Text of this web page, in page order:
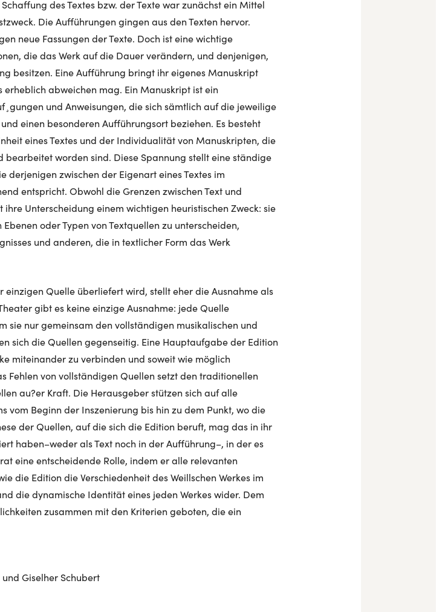
des Textes bzw. der Texte war zunächst ein Mittel
Die Aufführungen gingen aus den Texten hervor.
neue Fassungen der Texte. Doch ist eine wichtige
die das Werk auf die Dauer verändern, und denjenigen,
besitzen. Eine Aufführung bringt ihr eigenes Manuskript
erheblich abweichen mag. Ein Manuskript ist ein
und Anweisungen, die sich sämtlich auf die jeweilige
einen besonderen Aufführungsort beziehen. Es besteht
eines Textes und der Individualität von Manuskripten, die
bearbeitet worden sind. Diese Spannung stellt eine ständige
zwischen der Eigenart eines Textes im
entspricht. Obwohl die Grenzen zwischen Text und
Unterscheidung einem wichtigen heuristischen Zweck: sie
oder Typen von Textquellen zu unterscheiden,
und anderen, die in textlicher Form das Werk
einzigen Quelle überliefert wird, stellt eher die Ausnahme als
gibt es keine einzige Ausnahme: jede Quelle
sie nur gemeinsam den vollständigen musikalischen und
sich die Quellen gegenseitig. Eine Hauptaufgabe der Edition
miteinander zu verbinden und soweit wie möglich
Fehlen von vollständigen Quellen setzt den traditionellen
au?er Kraft. Die Herausgeber stützen sich auf alle
vom Beginn der Inszenierung bis hin zu dem Punkt, wo die
der Quellen, auf die sich die Edition beruft, mag das in ihr
haben–weder als Text noch in der Aufführung–, in der es
eine entscheidende Rolle, indem er alle relevanten
die Edition die Verschiedenheit des Weillschen Werkes im
die dynamische Identität eines jeden Werkes wider. Dem
zusammen mit den Kriterien geboten, die ein
Giselher Schubert